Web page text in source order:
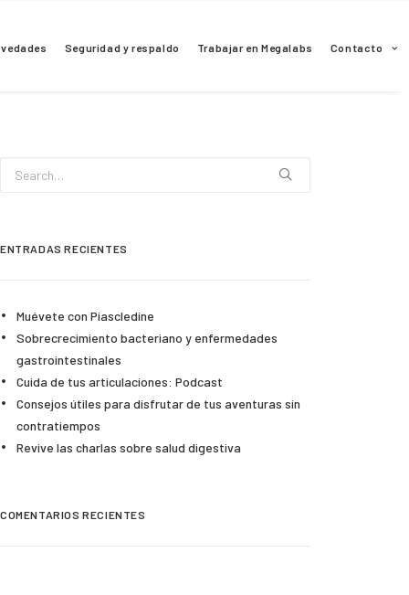
Seguridad y respaldo Trabajar en Megalabs Contacto
ENTRADAS RECIENTES
Muévete con Piascledine
Sobrecrecimiento bacteriano y enfermedades
gastrointestinales
Cuida de tus articulaciones: Podcast
Consejos útiles para disfrutar de tus aventuras sin
contratiempos
Revive las charlas sobre salud digestiva
COMENTARIOS RECIENTES